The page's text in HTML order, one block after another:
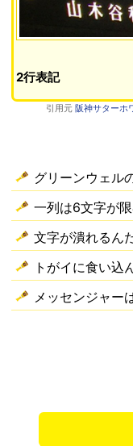
2行表記
引用元 阪神サターホ
グリーンウェル
一列は6文字が
文字が潰れるん
トがイに食い込
メッセンジャー